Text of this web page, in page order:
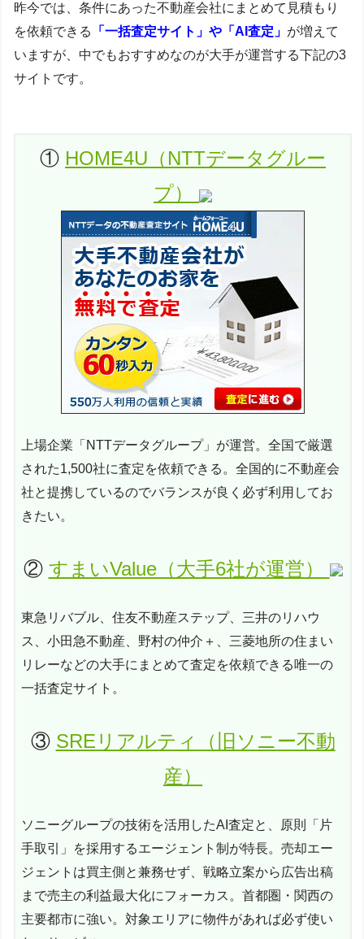
昨今では、条件にあった不動産会社にまとめて見積もり
を依頼できる
「一括査定サイト」や「AI査定」 が増えて
いますが、中でもおすすめなのが大手が運営する下記の3
サイトです。
① HOME4U（NTTデータグルー
プ）
上場企業「NTTデータグループ」が運営。全国で厳選
された1,500社に査定を依頼できる。全国的に不動産会
社と提携しているのでバランスが良く必ず利用してお
きたい。
② すまいValue（大手6社が運営）
東急リバブル、住友不動産ステップ、三井のリハウ
ス、小田急不動産、野村の仲介＋、三菱地所の住まい
リレーなどの大手にまとめて査定を依頼できる唯一の
一括査定サイト。
③ SREリアルティ（旧ソニー不動
産）
ソニーグループの技術を活用したAI査定と、原則「片
手取引」を採用するエージェント制が特長。売却エー
ジェントは買主側と兼務せず、戦略立案から広告出稿
まで売主の利益最大化にフォーカス。首都圏・関西の
主要都市に強い。対象エリアに物件があれば必ず使い